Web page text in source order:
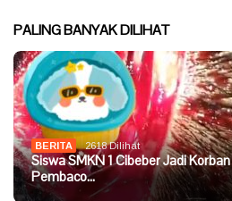
PALING BANYAK DILIHAT
BERITA 2618 Dilihat
Siswa SMKN 1 Cibeber Jadi Korban
Pembaco…